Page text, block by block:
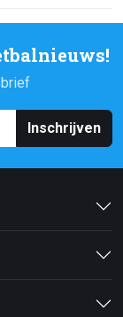
Inschrijven